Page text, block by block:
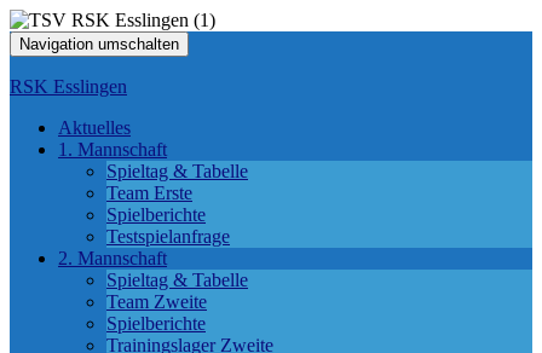
Navigation umschalten
RSK Esslingen
Aktuelles
1. Mannschaft
Spieltag & Tabelle
Team Erste
Spielberichte
Testspielanfrage
2. Mannschaft
Spieltag & Tabelle
Team Zweite
Spielberichte
Trainingslager Zweite